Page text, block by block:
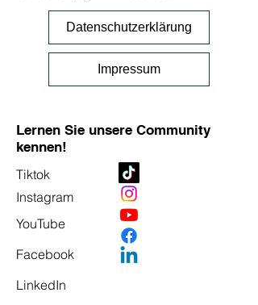
Datenschutzerklärung
Impressum
Lernen Sie unsere Community
kennen!
Tiktok
Instagram
YouTube
Facebook
LinkedIn